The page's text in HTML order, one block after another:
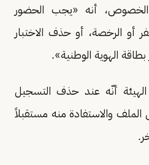
الخصوص، أنه «يجب الحضور
أو الرخصة، أو حذف الاختبار
الهوية الوطنية».
أنّه عند حذف التسجيل
الملف والاستفادة منه مستقبلاً